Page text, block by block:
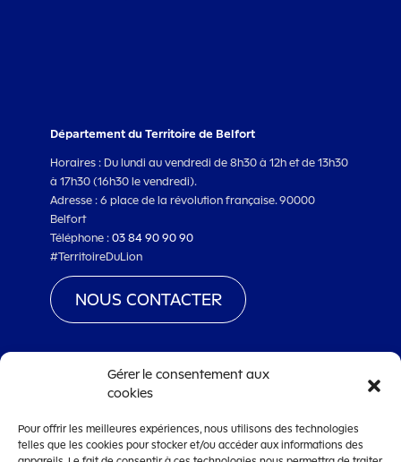
Département du Territoire de Belfort
Horaires : Du lundi au vendredi de 8h30 à 12h et de 13h30
à 17h30 (16h30 le vendredi).
Adresse : 6 place de la révolution française. 90000
Belfort
Téléphone :03 84 90 90 90
#TerritoireDuLion
NOUS CONTACTER
www.territoiredebelfort.fr
Mentions légales
Gérer le consentement aux
cookies
Pour offrir les meilleures expériences, nous utilisons des technologies
telles que les cookies pour stocker et/ou accéder aux informations des